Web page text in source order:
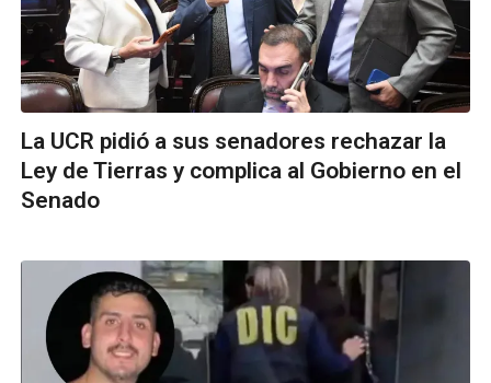
La UCR pidió a sus senadores rechazar la
Ley de Tierras y complica al Gobierno en el
Senado